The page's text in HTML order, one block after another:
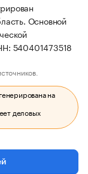
Основной
540401473518
на
деловых